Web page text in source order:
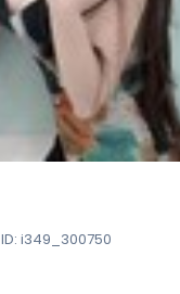
ID: i349_300750